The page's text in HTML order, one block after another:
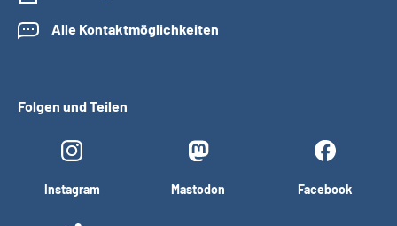
Alle Kontaktmöglichkeiten
Folgen und Teilen
Instagram Mastodon Facebook